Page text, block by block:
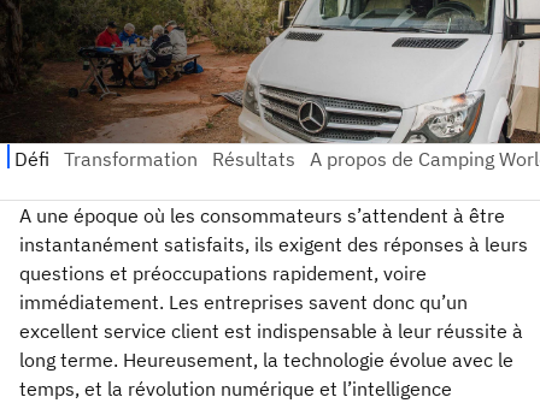
A une époque où les consommateurs s’attendent à être
instantanément satisfaits, ils exigent des réponses à leurs
questions et préoccupations rapidement, voire
immédiatement. Les entreprises savent donc qu’un
excellent service client est indispensable à leur réussite à
long terme. Heureusement, la technologie évolue avec le
temps, et la révolution numérique et l’intelligence